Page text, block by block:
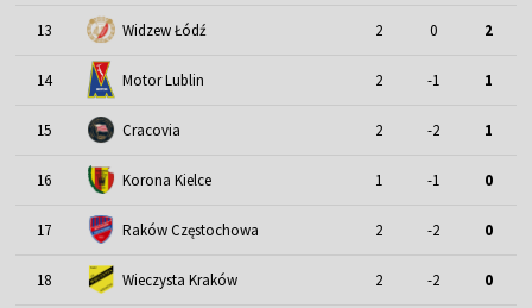
13 Widzew Łódź 2 0 2
14 Motor Lublin 2 -1 1
15 Cracovia 2 -2 1
16 Korona Kielce 1 -1 0
17 Raków Częstochowa 2 -2 0
18 Wieczysta Kraków 2 -2 0